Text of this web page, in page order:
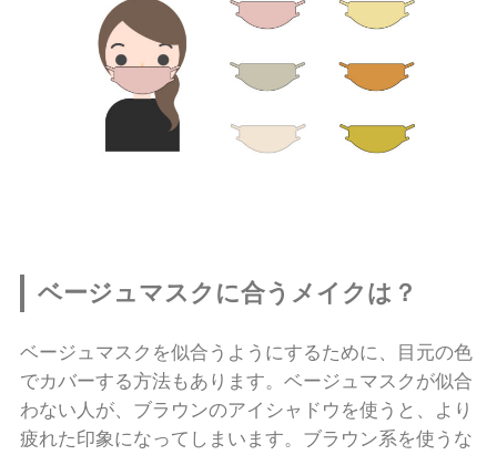
ベージュマスクに合うメイクは？
ベージュマスクを似合うようにするために、目元の色
でカバーする方法もあります。ベージュマスクが似合
わない人が、ブラウンのアイシャドウを使うと、より
疲れた印象になってしまいます。ブラウン系を使うな